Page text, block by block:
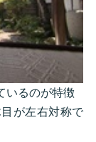
いるのが特徴
が左右対称で